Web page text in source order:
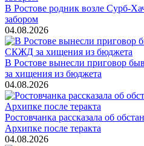
В Ростове родник возле Сурб-
забором
04.08.2026
В Ростове вынесли приговор
за хищения из бюджета
04.08.2026
Ростовчанка рассказала об
Архипке после теракта
04.08.2026